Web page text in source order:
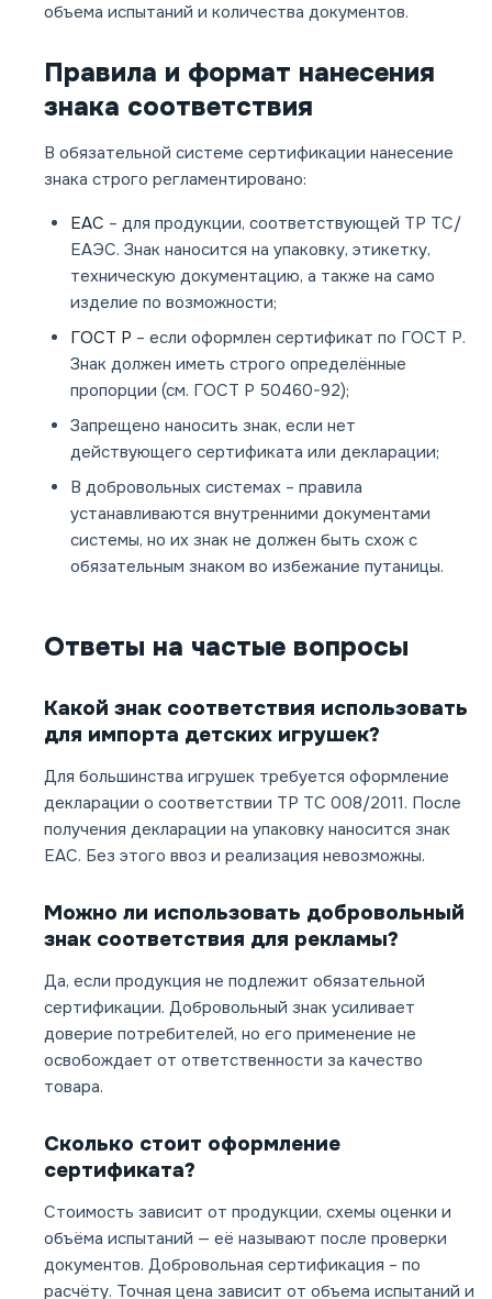
объема испытаний и количества документов.
Правила и формат нанесения
знака соответствия
В обязательной системе сертификации нанесение
знака строго регламентировано:
ЕАС – для продукции, соответствующей ТР ТС/
ЕАЭС. Знак наносится на упаковку, этикетку,
техническую документацию, а также на само
изделие по возможности;
ГОСТ Р – если оформлен сертификат по ГОСТ Р.
Знак должен иметь строго определённые
пропорции (см. ГОСТ Р 50460-92);
Запрещено наносить знак, если нет
действующего сертификата или декларации;
В добровольных системах – правила
устанавливаются внутренними документами
системы, но их знак не должен быть схож с
обязательным знаком во избежание путаницы.
Ответы на частые вопросы
Какой знак соответствия использовать
для импорта детских игрушек?
Для большинства игрушек требуется оформление
декларации о соответствии ТР ТС 008/2011. После
получения декларации на упаковку наносится знак
ЕАС. Без этого ввоз и реализация невозможны.
Можно ли использовать добровольный
знак соответствия для рекламы?
Да, если продукция не подлежит обязательной
сертификации. Добровольный знак усиливает
доверие потребителей, но его применение не
освобождает от ответственности за качество
товара.
Сколько стоит оформление
сертификата?
Стоимость зависит от продукции, схемы оценки и
объёма испытаний — её называют после проверки
документов. Добровольная сертификация – по
расчёту. Точная цена зависит от объема испытаний и